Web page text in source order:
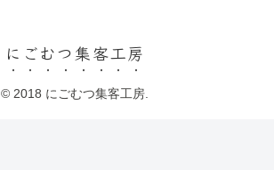
にごむつ集客工房
© 2018 にごむつ集客工房.